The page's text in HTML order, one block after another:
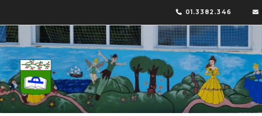
01.3382.346